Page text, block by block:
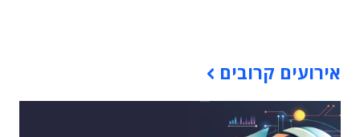
אירועים קרובים